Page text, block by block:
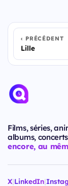
PRÉCÉDENT
Lille
Films, séries,
albums,
encore, au
X|LinkedIn|